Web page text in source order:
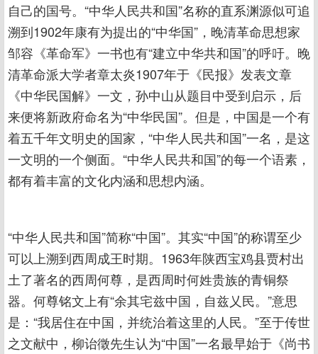
自己的国号。“中华人民共和国”名称的直系渊源似可追
溯到1902年康有为提出的“中华国”，晚清革命思想家
邹容《革命军》一书也有“建立中华共和国”的呼吁。晚
清革命派大学者章太炎1907年于《民报》发表文章
《中华民国解》一文，孙中山从题目中受到启示，后
来便将新政府命名为“中华民国”。但是，中国是一个有
着五千年文明史的国家，“中华人民共和国”一名，是这
一文明的一个侧面。“中华人民共和国”的每一个语素，
都有着丰富的文化内涵和思想内涵。
“中华人民共和国”简称“中国”。其实“中国”的称谓至少
可以上溯到西周成王时期。1963年陕西宝鸡县贾村出
土了著名的西周何尊，是西周时何姓贵族的青铜祭
器。何尊铭文上有“余其宅兹中国，自兹乂民。”意思
是：“我居住在中国，并统治着这里的人民。”至于传世
之文献中，柳诒徵先生认为“中国”一名最早始于《尚书